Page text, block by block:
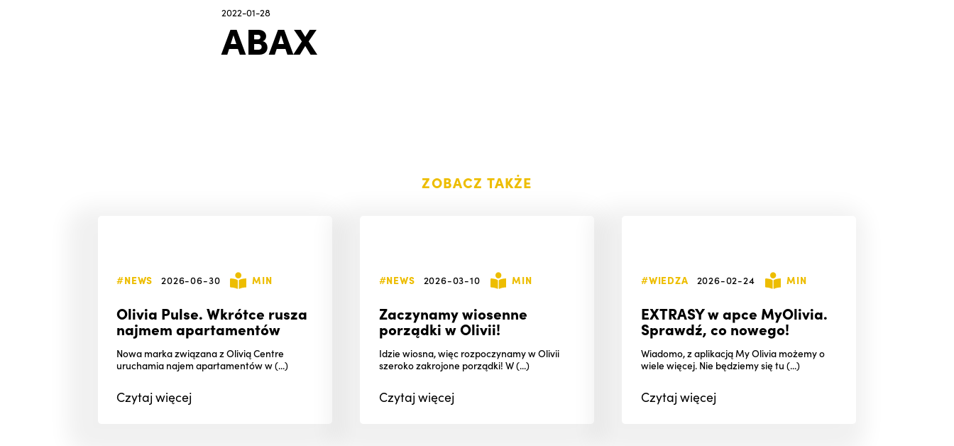
2022-01-28
ABAX
ZOBACZ TAKŻE
#NEWS 2026-06-30 MIN
Olivia Pulse. Wkrótce rusza
najmem apartamentów
Nowa marka związana z Olivią Centre
uruchamia najem apartamentów w (...)
Czytajwięcej
#NEWS 2026-03-10 MIN
Zaczynamy wiosenne
porządki w Olivii!
Idzie wiosna, więc rozpoczynamy w Olivii
szeroko zakrojone porządki! W (...)
Czytajwięcej
#WIEDZA 2026-02-24 MIN
EXTRASY w apce MyOlivia.
Sprawdź, co nowego!
Wiadomo, z aplikacją My Olivia możemy o
wiele więcej. Nie będziemy się tu (...)
Czytajwięcej